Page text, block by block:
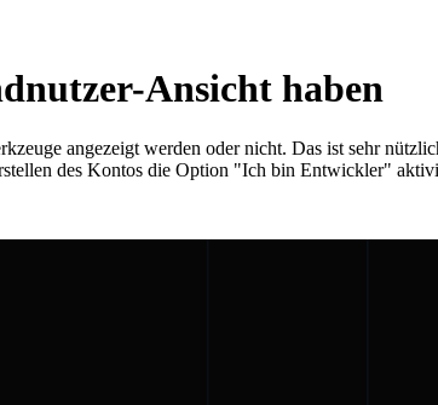
Ansicht haben
angezeigt werden oder nicht. Das ist sehr
des Kontos die Option "Ich bin Entwickler"